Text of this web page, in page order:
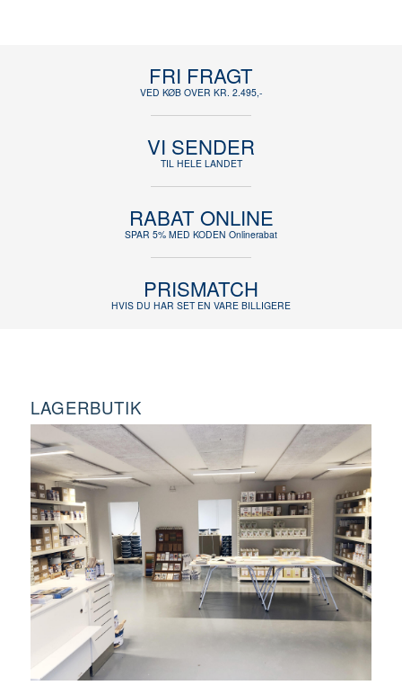
FRI FRAGT
VED KØB OVER KR. 2.495,-
VI SENDER
TIL HELE LANDET
RABAT ONLINE
SPAR 5% MED KODEN Onlinerabat
PRISMATCH
HVIS DU HAR SET EN VARE BILLIGERE
LAGERBUTIK